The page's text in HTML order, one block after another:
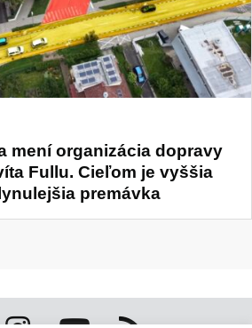
mení organizácia dopravy
Fullu. Cieľom je vyššia
premávka